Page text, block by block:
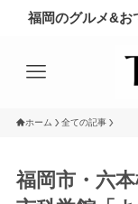
福岡のグルメ&お
ホーム 全ての記事
福岡市・六